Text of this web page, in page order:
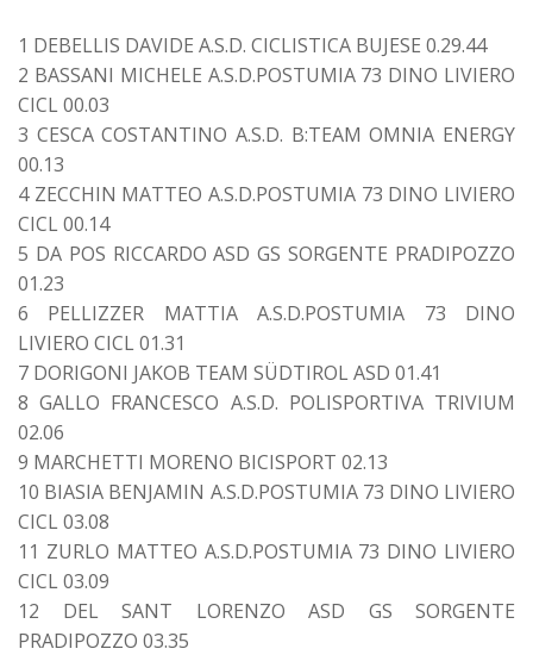
1 DEBELLIS DAVIDE A.S.D. CICLISTICA BUJESE 0.29.44
2 BASSANI MICHELE A.S.D.POSTUMIA 73 DINO LIVIERO
CICL 00.03
3 CESCA COSTANTINO A.S.D. B:TEAM OMNIA ENERGY
00.13
4 ZECCHIN MATTEO A.S.D.POSTUMIA 73 DINO LIVIERO
CICL 00.14
5 DA POS RICCARDO ASD GS SORGENTE PRADIPOZZO
01.23
6 PELLIZZER MATTIA A.S.D.POSTUMIA 73 DINO
LIVIERO CICL 01.31
7 DORIGONI JAKOB TEAM SÜDTIROL ASD 01.41
8 GALLO FRANCESCO A.S.D. POLISPORTIVA TRIVIUM
02.06
9 MARCHETTI MORENO BICISPORT 02.13
10 BIASIA BENJAMIN A.S.D.POSTUMIA 73 DINO LIVIERO
CICL 03.08
11 ZURLO MATTEO A.S.D.POSTUMIA 73 DINO LIVIERO
CICL 03.09
12 DEL SANT LORENZO ASD GS SORGENTE
PRADIPOZZO 03.35